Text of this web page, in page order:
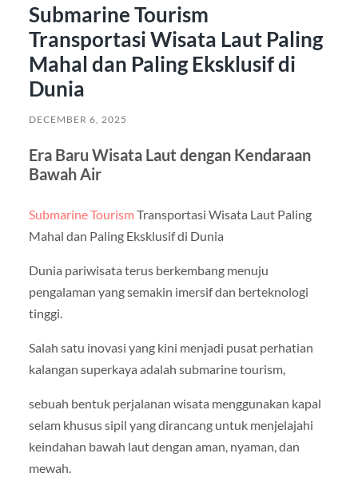
Submarine Tourism
Transportasi Wisata Laut Paling
Mahal dan Paling Eksklusif di
Dunia
DECEMBER 6, 2025
Era Baru Wisata Laut dengan Kendaraan
Bawah Air
Submarine Tourism Transportasi Wisata Laut Paling
Mahal dan Paling Eksklusif di Dunia
Dunia pariwisata terus berkembang menuju
pengalaman yang semakin imersif dan berteknologi
tinggi.
Salah satu inovasi yang kini menjadi pusat perhatian
kalangan superkaya adalah submarine tourism,
sebuah bentuk perjalanan wisata menggunakan kapal
selam khusus sipil yang dirancang untuk menjelajahi
keindahan bawah laut dengan aman, nyaman, dan
mewah.